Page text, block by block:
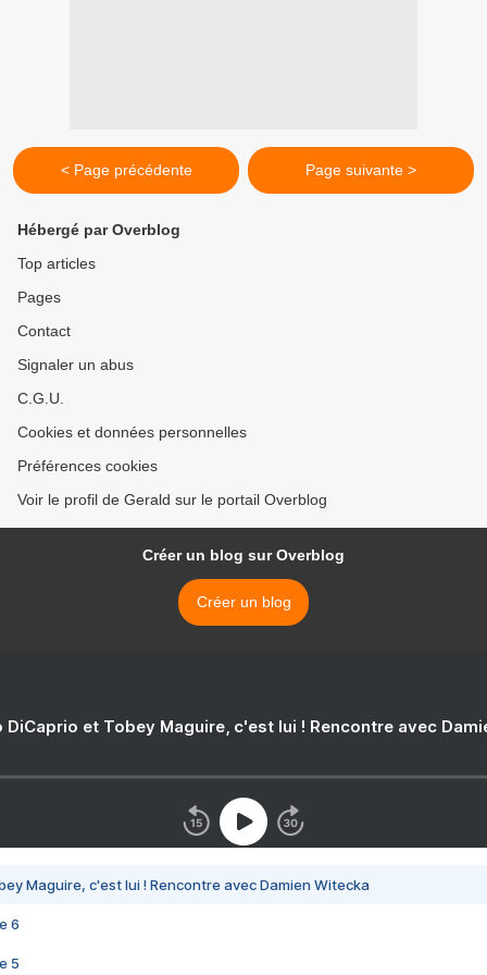
< Page précédente Page suivante >
Hébergé par Overblog
Top articles
Pages
Contact
Signaler un abus
C.G.U.
Cookies et données personnelles
Préférences cookies
Voir le profil de Gerald sur le portail Overblog
Créer un blog sur Overblog
Créer un blog
DiCaprio et Tobey Maguire, c'est lui ! Rencontre avec
Maguire, c'est lui ! Rencontre avec Damien Witecka
6
5